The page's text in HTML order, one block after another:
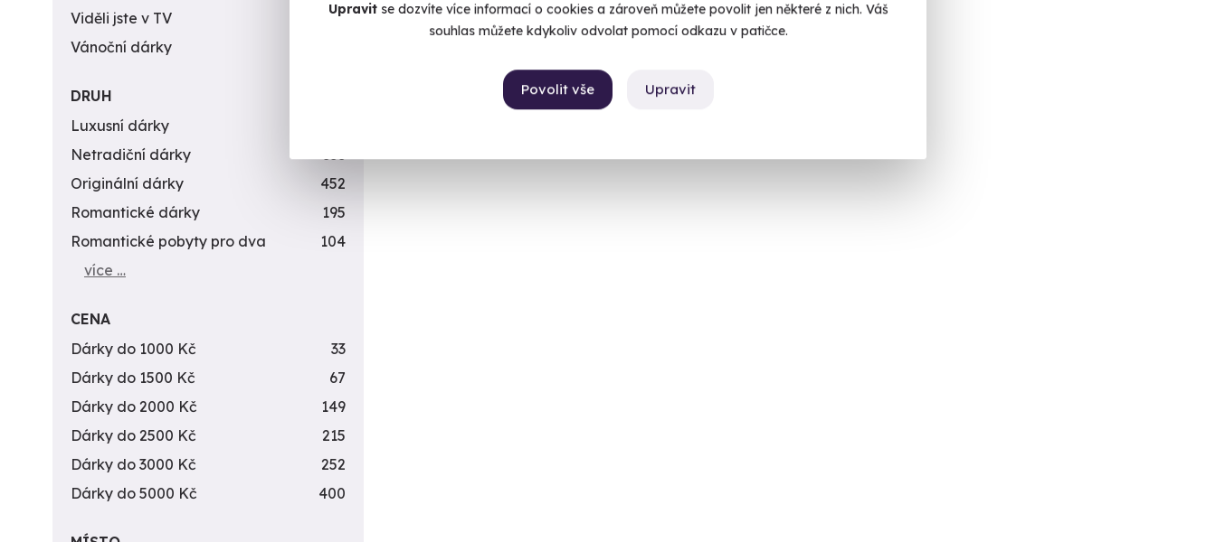
Upravitse dozvíte více informací o cookies a zároveň můžete povolit jen některé z nich. Váš
souhlas můžete kdykoliv odvolat pomocí odkazu v patičce.
Upravit
Povolit vše
Viděli jste v TV
31
Vánoční dárky
DRUH
Luxusní dárky
Netradiční dárky
353
Originální dárky
452
Romantické dárky
195
Romantické pobyty pro dva
104
více …
CENA
Dárky do 1000 Kč
33
Dárky do 1500 Kč
67
Dárky do 2000 Kč
149
Dárky do 2500 Kč
215
Dárky do 3000 Kč
252
Dárky do 5000 Kč
400